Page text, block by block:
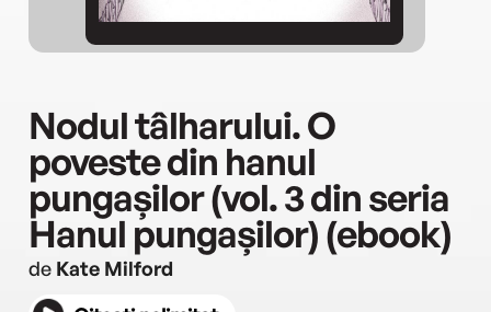
Nodul tâlharului. O
poveste din hanul
pungașilor (vol. 3 din seria
Hanul pungașilor) (ebook)
de Kate Milford